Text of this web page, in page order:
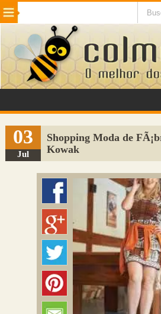
Beleza Cinema e TV
Internet Jogos NotÃ­cias
VeÃ­culos Adulto
Sugerir Link
Adicionar Blog
Colmeia Exchange
03
Jul
Shopping Moda de
Kowak